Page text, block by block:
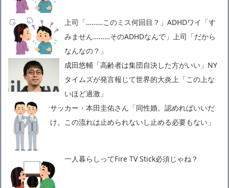
上司「………このミス何回目？」ADHDワイ「す
みません………そのADHDなんで」上司「だから
なんなの？」
成田悠輔「高齢者は集団自決した方がいい」NY
タイムズが発言報じて世界的大炎上「この上な
いほど過激」
サッカー・本田圭佑さん「同性婚。認めればいいだ
け。この流れは止められないし止める必要もない」
一人暮らしってFire TV Stick必須じゃね？